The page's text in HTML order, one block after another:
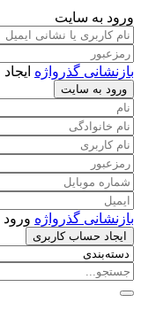
ورود به سایت
بازنشانی گذرواژه
ورود به سایت
بازنشانی گذرواژه
ایجاد حساب کاربری